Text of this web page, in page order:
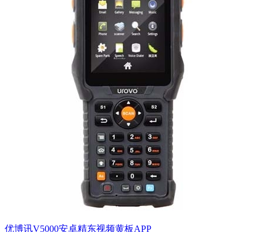
优博讯V5000安卓精东视频黄板APP